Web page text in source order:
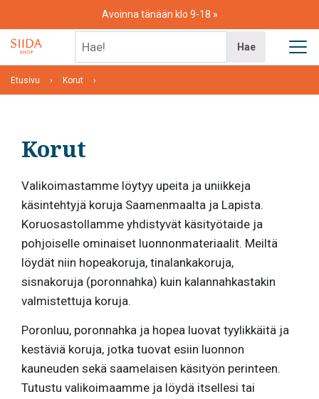
content
Avoinna tänään klo 9-18
Hae
Etusivu Korut
Korut
Valikoimastamme löytyy upeita ja uniikkeja
käsintehtyjä koruja Saamenmaalta ja Lapista.
Koruosastollamme yhdistyvät käsityötaide ja
pohjoiselle ominaiset luonnonmateriaalit. Meiltä
löydät niin hopeakoruja, tinalankakoruja,
sisnakoruja (poronnahka) kuin kalannahkastakin
valmistettuja koruja.
Poronluu, poronnahka ja hopea luovat tyylikkäitä ja
kestäviä koruja, jotka tuovat esiin luonnon
kauneuden sekä saamelaisen käsityön perinteen.
Tutustu valikoimaamme ja löydä itsellesi tai